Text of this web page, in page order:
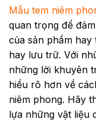
Mẫu tem niêm
quan trọng để
của sản phẩm
hay lưu trữ. Với
những lời khuyên
hiểu rõ hơn về
niêm phong. Hãy
lựa những vật liệu